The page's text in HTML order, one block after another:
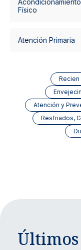
Físico
Atención Primaria
Recien
Atención y
Resfriados,